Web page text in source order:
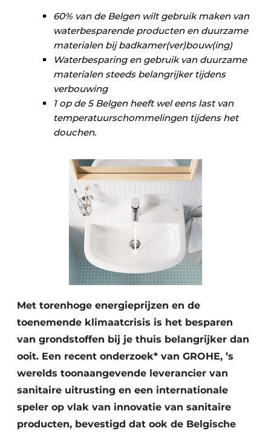
Ventilatie
Warmtepompen
60% van de Belgen wilt gebruik maken van
waterbesparende producten en duurzame
materialen bij badkamer(ver)bouw(ing)
Waterbesparing en gebruik van duurzame
materialen steeds belangrijker tijdens
verbouwing
1 op de 5 Belgen heeft wel eens last van
temperatuurschommelingen tijdens het
douchen.
Met torenhoge energieprijzen en de
toenemende klimaatcrisis is het besparen
van grondstoffen bij je thuis belangrijker dan
ooit. Een recent onderzoek* van GROHE, ’s
werelds toonaangevende leverancier van
sanitaire uitrusting en een internationale
speler op vlak van innovatie van sanitaire
producten, bevestigd dat ook de Belgische